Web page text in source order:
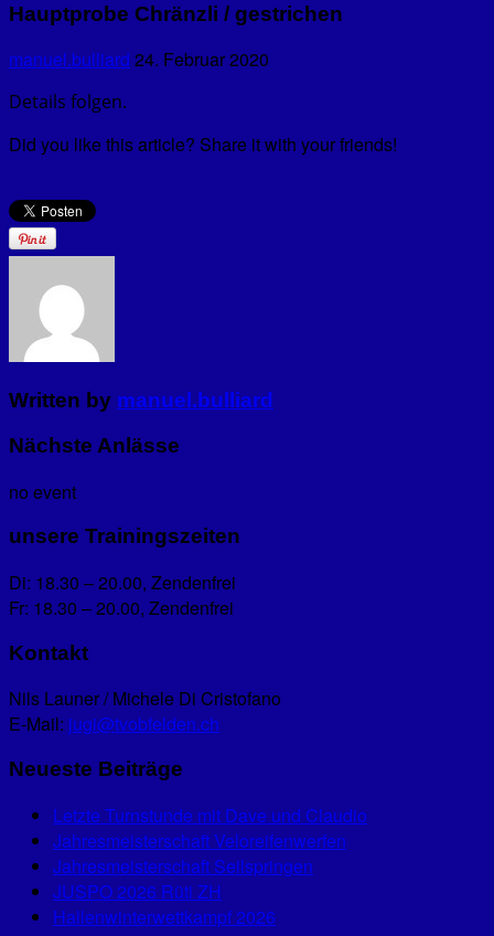
Hauptprobe Chränzli / gestrichen
manuel.bulliard 24. Februar 2020
Details folgen.
Did you like this article? Share it with your friends!
Written by manuel.bulliard
Nächste Anlässe
no event
unsere Trainingszeiten
Di: 18.30 – 20.00, Zendenfrei
Fr: 18.30 – 20.00, Zendenfrei
Kontakt
Nils Launer / Michele Di Cristofano
E-Mail: jugi@tvobfelden.ch
Neueste Beiträge
Letzte Turnstunde mit Dave und Claudio
Jahresmeisterschaft Veloreifenwerfen
Jahresmeisterschaft Seilspringen
JUSPO 2026 Rüti ZH
Hallenwinterwettkampf 2026